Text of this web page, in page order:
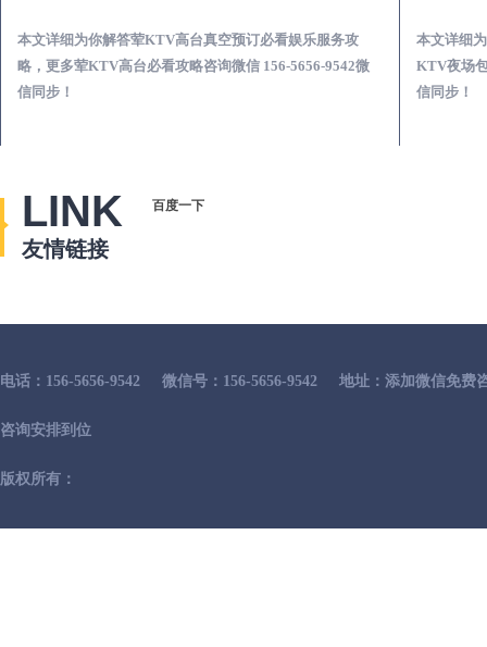
本文详细为你解答荤KTV高台真空预订必看娱乐服务攻
略，更多荤KTV高台必看攻略咨询微信 156-5656-9542微
信同步！
本文详细
KTV夜场
信同步！
LINK
友情链接
百度一下
电话：156-5656-9542 微信号：156-5656-9542 地址：添加微信免费
咨询安排到位
版权所有：